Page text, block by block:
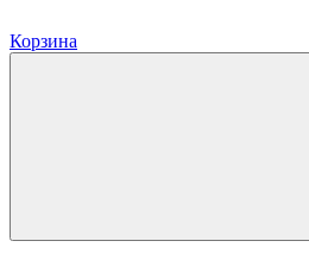
Корзина